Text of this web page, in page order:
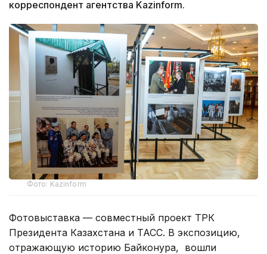
корреспондент агентства Kazinform.
Фото: Kazinform
Фотовыставка — совместный проект ТРК
Президента Казахстана и ТАСС. В экспозицию,
отражающую историю Байконура, вошли